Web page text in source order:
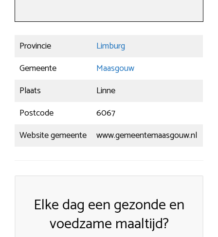
Provincie
Limburg
Gemeente
Maasgouw
Plaats
Linne
Postcode
6067
Website gemeente
www.gemeentemaasgouw.nl
Elke dag een gezonde en
voedzame maaltijd?